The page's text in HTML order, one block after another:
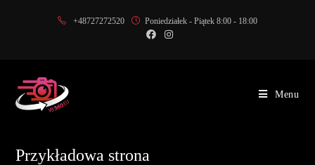
+48727272520 Poniedziałek - Piątek 8:00 - 18:00
Menu
Przykładowa strona